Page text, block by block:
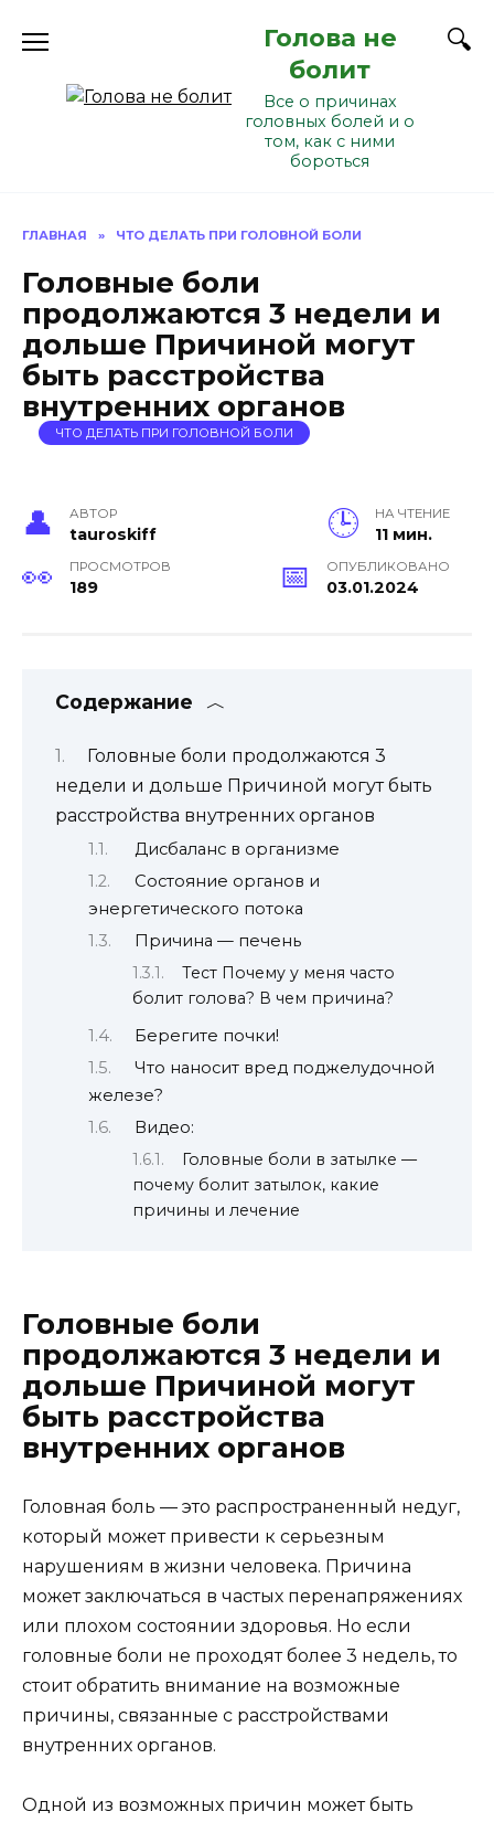
Голова не
болит
Все о причинах
головных болей и о
том, как с ними
бороться
ГЛАВНАЯ » ЧТО ДЕЛАТЬ ПРИ ГОЛОВНОЙ БОЛИ
Головные боли
продолжаются 3 недели и
дольше Причиной могут
быть расстройства
внутренних органов
ЧТО ДЕЛАТЬ ПРИ ГОЛОВНОЙ БОЛИ
АВТОР
tauroskiff
НА ЧТЕНИЕ
11 мин.
ПРОСМОТРОВ
189
ОПУБЛИКОВАНО
03.01.2024
Содержание
Головные боли продолжаются 3
недели и дольше Причиной могут быть
расстройства внутренних органов
Дисбаланс в организме
Состояние органов и
энергетического потока
Причина — печень
Тест Почему у меня часто
болит голова? В чем причина?
Берегите почки!
Что наносит вред поджелудочной
железе?
Видео:
Головные боли в затылке —
почему болит затылок, какие
причины и лечение
Головные боли
продолжаются 3 недели и
дольше Причиной могут
быть расстройства
внутренних органов
Головная боль — это распространенный недуг,
который может привести к серьезным
нарушениям в жизни человека. Причина
может заключаться в частых перенапряжениях
или плохом состоянии здоровья. Но если
головные боли не проходят более 3 недель, то
стоит обратить внимание на возможные
причины, связанные с расстройствами
внутренних органов.
Одной из возможных причин может быть